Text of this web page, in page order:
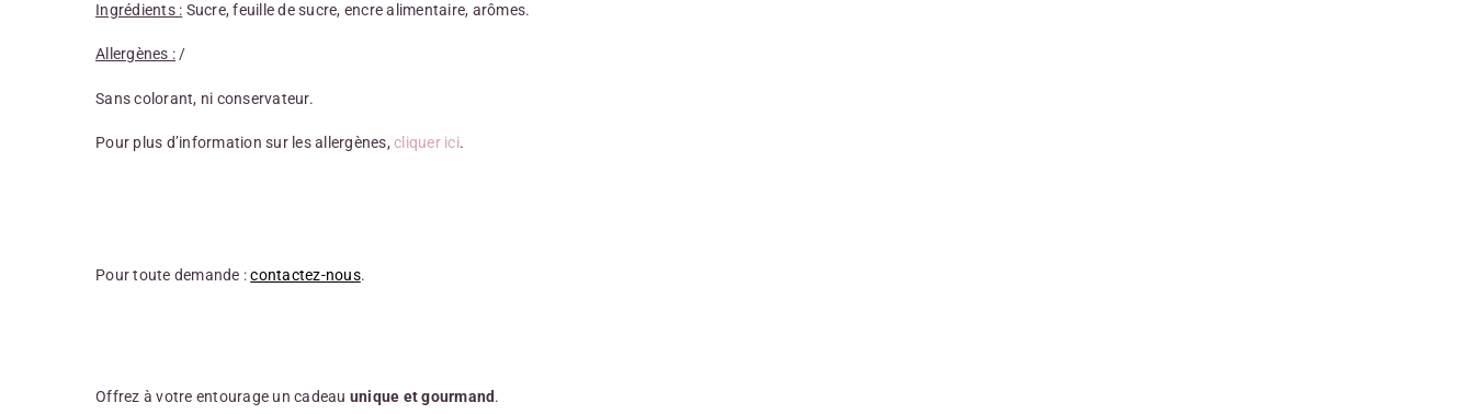
Ingrédients : Sucre, feuille de sucre, encre alimentaire, arômes.
Allergènes : /
Sans colorant, ni conservateur.
Pour plus d’information sur les allergènes, cliquer ici.
Pour toute demande :contactez-nous.
Offrez à votre entourage un cadeau unique et gourmand.